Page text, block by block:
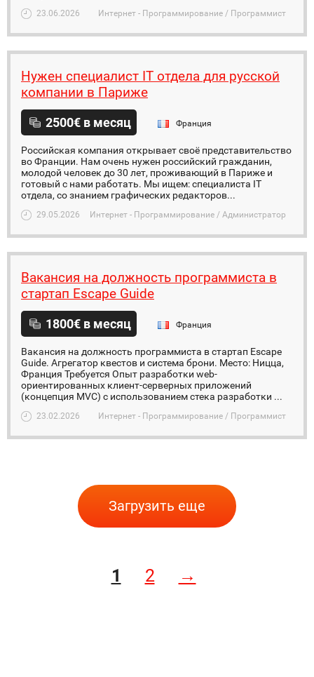
23.06.2026 Интернет - Программирование / Программист
Нужен специалист IT отдела для русской
компании в Париже
2500€ в месяц Франция
Российская компания открывает своё представительство
во Франции. Нам очень нужен российский гражданин,
молодой человек до 30 лет, проживающий в Париже и
готовый с нами работать. Мы ищем: специалиста IT
отдела, со знанием графических редакторов...
29.05.2026 Интернет - Программирование / Администратор
Вакансия на должность программиста в
стартап Escape Guide
1800€ в месяц Франция
Вакансия на должность программиста в стартап Escape
Guide. Агрегатор квестов и система брони. Место: Ницца,
Франция Требуется Опыт разработки web-
ориентированных клиент-серверных приложений
(концепция MVC) с использованием стека разработки ...
23.02.2026 Интернет - Программирование / Программист
Загрузить еще
1 2 →